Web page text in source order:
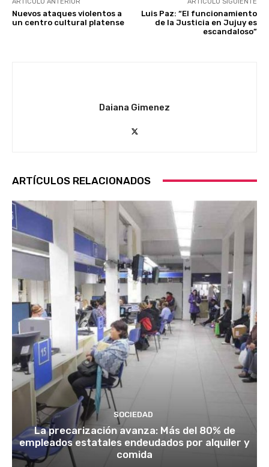
Nuevos ataques violentos a
un centro cultural platense
Luis Paz: “El funcionamiento
de la Justicia en Jujuy es
escandaloso”
Daiana Gimenez
ARTÍCULOS RELACIONADOS
SOCIEDAD
La precarización avanza: Más del 80% de
empleados estatales endeudados por alquiler y
comida